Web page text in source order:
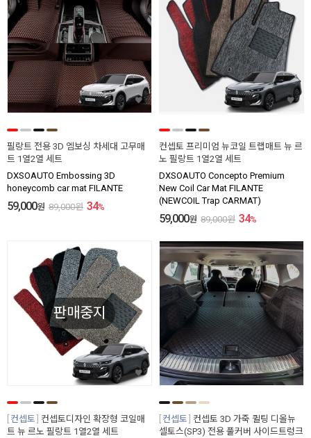
필랑트 전용 3D 엠보싱 차세대 고무매
트 1열2열 세트
DXSOAUTO Embossing 3D
honeycomb car mat FILANTE
59,000원 89,000원 34%
컨셉토 프리미엄 뉴코일 트랩매트 뉴 르
노 필랑트 1열2열 세트
DXSOAUTO Concepto Premium
New Coil Car Mat FILANTE
(NEWCOIL Trap CARMAT)
59,000원 89,000원 34%
판매중지
컨셉토
컨셉토디자인 확장형 코일매
트 뉴 르노 필랑트 1열2열 세트
컨셉토
컨셉토 3D 가죽 퀼팅 디올뉴
셀토스(SP3) 전용 풀커버 사이드트렁크